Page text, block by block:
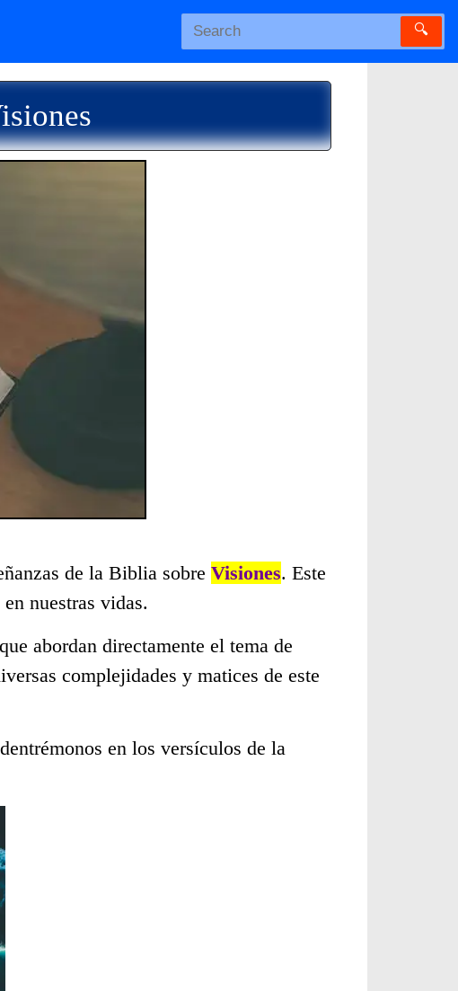
🔍
de la Biblia sobre Visiones. Este
nuestras vidas.
abordan directamente el tema de
complejidades y matices de este
en los versículos de la